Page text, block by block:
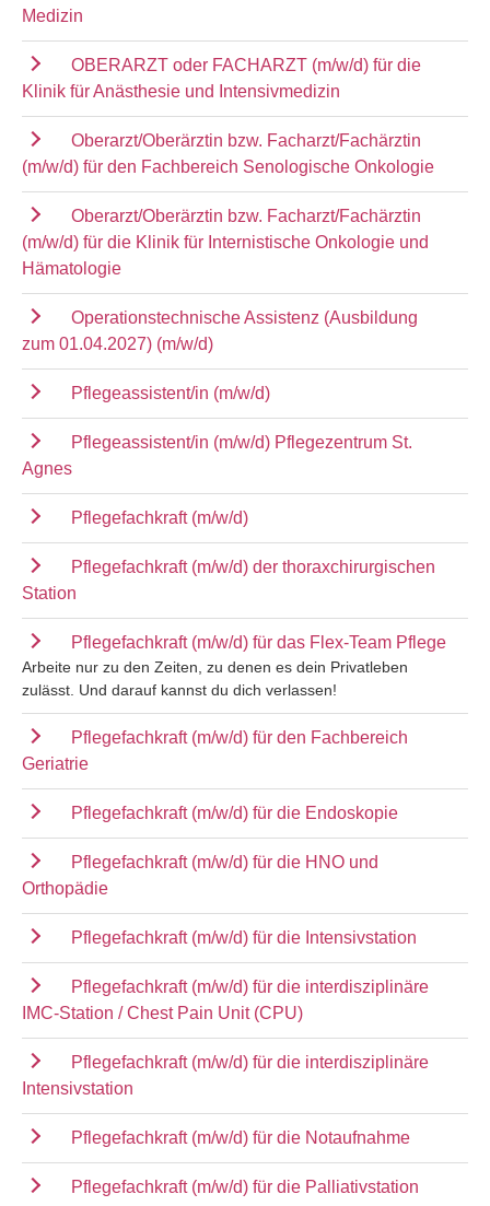
Medizin
OBERARZT oder FACHARZT (m/w/d) für die
Klinik für Anästhesie und Intensivmedizin
Oberarzt/Oberärztin bzw. Facharzt/Fachärztin
(m/w/d) für den Fachbereich Senologische Onkologie
Oberarzt/Oberärztin bzw. Facharzt/Fachärztin
(m/w/d) für die Klinik für Internistische Onkologie und
Hämatologie
Operationstechnische Assistenz (Ausbildung
zum 01.04.2027) (m/w/d)
Pflegeassistent/in (m/w/d)
Pflegeassistent/in (m/w/d) Pflegezentrum St.
Agnes
Pflegefachkraft (m/w/d)
Pflegefachkraft (m/w/d) der thoraxchirurgischen
Station
Pflegefachkraft (m/w/d) für das Flex-Team Pflege
Arbeite nur zu den Zeiten, zu denen es dein Privatleben
zulässt. Und darauf kannst du dich verlassen!
Pflegefachkraft (m/w/d) für den Fachbereich
Geriatrie
Pflegefachkraft (m/w/d) für die Endoskopie
Pflegefachkraft (m/w/d) für die HNO und
Orthopädie
Pflegefachkraft (m/w/d) für die Intensivstation
Pflegefachkraft (m/w/d) für die interdisziplinäre
IMC-Station / Chest Pain Unit (CPU)
Pflegefachkraft (m/w/d) für die interdisziplinäre
Intensivstation
Pflegefachkraft (m/w/d) für die Notaufnahme
Pflegefachkraft (m/w/d) für die Palliativstation